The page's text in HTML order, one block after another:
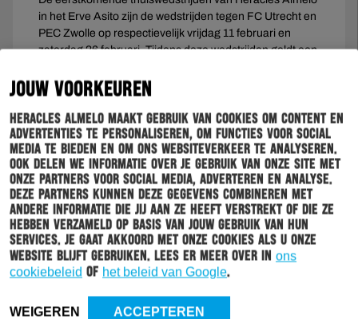
JOUW VOORKEUREN
Heracles Almelo maakt gebruik van cookies om content en
advertenties te personaliseren, om functies voor social
media te bieden en om ons websiteverkeer te analyseren.
Ook delen we informatie over je gebruik van onze site met
onze partners voor social media, adverteren en analyse.
Deze partners kunnen deze gegevens combineren met
andere informatie die jij aan ze heeft verstrekt of die ze
hebben verzameld op basis van jouw gebruik van hun
services. Je gaat akkoord met onze cookies als u onze
website blijft gebruiken. Lees er meer over in ons
cookiebeleid of het beleid van Google.
WEIGEREN ACCEPTEREN
in het Erve Asito zijn de wedstrijden tegen FC Utrecht en
PEC Zwolle op respectievelijk vrijdag 11 februari en
zaterdag 26 februari. Tijdens deze wedstrijden geldt een
coronamaatregelen. Hier zullen de beheersmaatregelen
voor het eerst actief zijn.
Heracles Almelo blijft haar supporters en alle verder
betrokkenen informeren over eventuele nieuwe
ontwikkelingen en gevolgen voor volgende wedstrijden.